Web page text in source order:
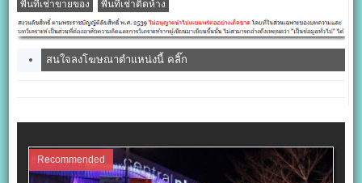
พื้นที่เช่าขายของ พื้นที่เช่าติดห้าง
สนใจลงโฆษณาตำแหน่งนี้ คลิ๊ก
Recommended